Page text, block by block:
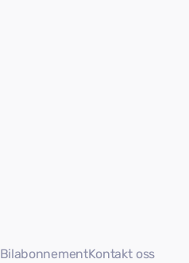
BilabonnementKontakt oss